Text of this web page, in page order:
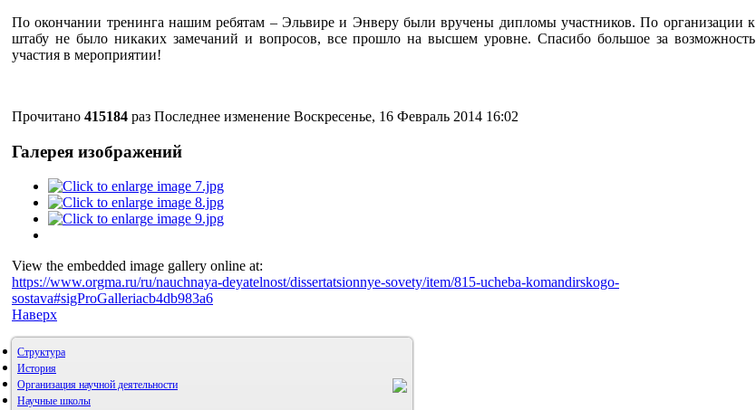
По окончании тренинга нашим ребятам – Эльвире и Энверу были вручены дипломы участников. По организации к
штабу не было никаких замечаний и вопросов, все прошло на высшем уровне. Спасибо большое за возможность
участия в мероприятии!
Прочитано 415184 раз Последнее изменение Воскресенье, 16 Февраль 2014 16:02
Галерея изображений
View the embedded image gallery online at:
https://www.orgma.ru/ru/nauchnaya-deyatelnost/dissertatsionnye-sovety/item/815-ucheba-komandirskogo-
sostava#sigProGalleriacb4db983a6
Наверх
Структура
История
Организация научной деятельности
Научные школы